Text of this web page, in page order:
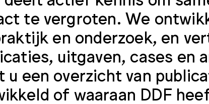
te vergroten. We
en onderzoek, en
uitgaven, cases en
u een overzicht van
of waaraan DDF